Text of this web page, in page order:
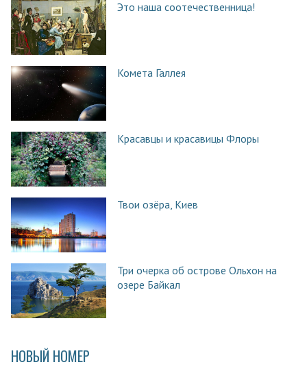
Это наша соотечественница!
Комета Галлея
Красавцы и красавицы Флоры
Твои озёра, Киев
Три очерка об острове Ольхон на
озере Байкал
НОВЫЙ НОМЕР